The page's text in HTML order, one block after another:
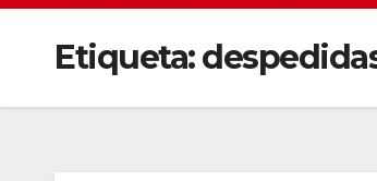
Etiqueta: